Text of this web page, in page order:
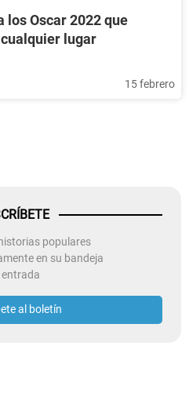
los Oscar 2022 que
lugar
15 febrero
populares
en su bandeja
entrada
al boletín